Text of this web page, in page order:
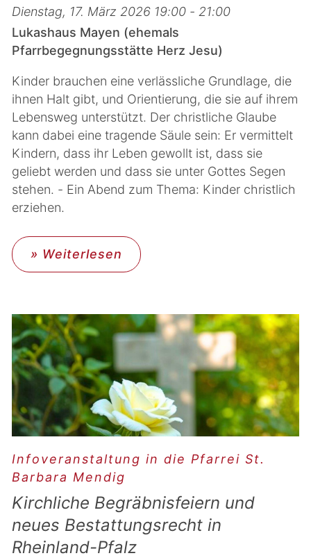
Dienstag, 17. März 2026 19:00 - 21:00
Lukashaus Mayen (ehemals
Pfarrbegegnungsstätte Herz Jesu)
Kinder brauchen eine verlässliche Grundlage, die
ihnen Halt gibt, und Orientierung, die sie auf ihrem
Lebensweg unterstützt. Der christliche Glaube
kann dabei eine tragende Säule sein: Er vermittelt
Kindern, dass ihr Leben gewollt ist, dass sie
geliebt werden und dass sie unter Gottes Segen
stehen. - Ein Abend zum Thema: Kinder christlich
erziehen.
» Weiterlesen
Infoveranstaltung in die Pfarrei St.
Barbara Mendig
Kirchliche Begräbnisfeiern und
neues Bestattungsrecht in
Rheinland-Pfalz